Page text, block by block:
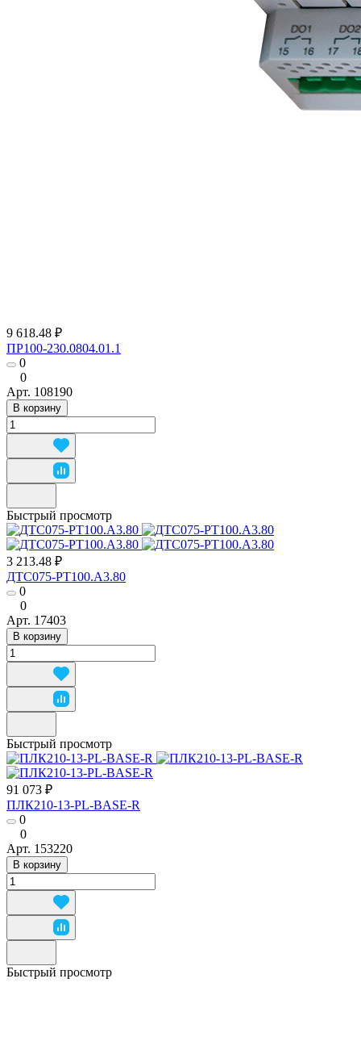
9 618.48 ₽
ПР100-230.0804.01.1
0
0
Арт. 108190
В корзину
Быстрый просмотр
3 213.48 ₽
ДТС075-РТ100.А3.80
0
0
Арт. 17403
В корзину
Быстрый просмотр
91 073 ₽
ПЛК210-13-PL-BASE-R
0
0
Арт. 153220
В корзину
Быстрый просмотр